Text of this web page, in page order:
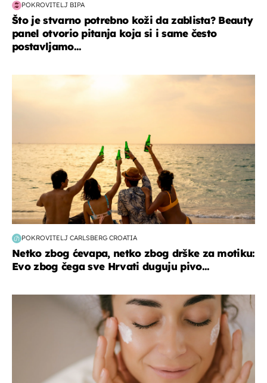
POKROVITELJ BIPA
Što je stvarno potrebno koži da zablista? Beauty
panel otvorio pitanja koja si i same često
postavljamo...
POKROVITELJ CARLSBERG CROATIA
Netko zbog ćevapa, netko zbog drške za motiku:
Evo zbog čega sve Hrvati duguju pivo...
moda & ljepota